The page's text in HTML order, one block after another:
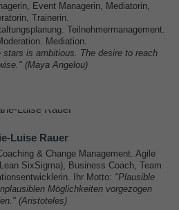
Event Managerin, Mediatorin,
Trainerin.
Teilnehmermanagement.
Mediation.
is ambitious. The desire to reach
(Maya Angelou)
Luise Rauer
& Change Management. Agile
SixSigma), Business Coach, Team
Ihr Motto: "Plausible
Möglichkeiten vorgezogen
(Aristoteles)